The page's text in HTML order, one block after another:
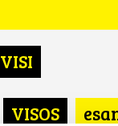
VISI
VISOS